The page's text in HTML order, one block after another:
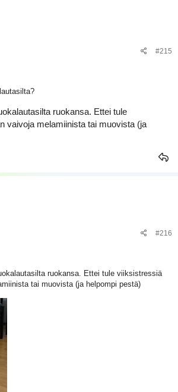
#215
ruokansa. Ettei tule
vaivoja melamiinista tai muovista (ja
#216
ruokansa. Ettei tule viiksistressiä
tai muovista (ja helpompi pestä)